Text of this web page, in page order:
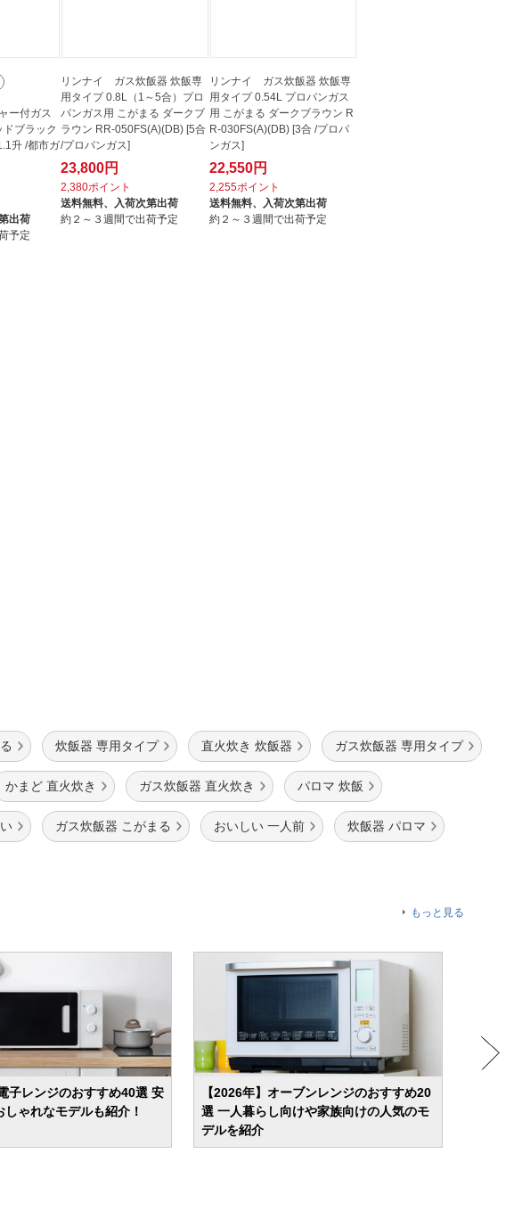
ー付ガス
ブラック
升 /都市ガ
出荷
予定
リンナイ ガス炊飯器 炊飯専
用タイプ 0.8L（1～5合）プロ
パンガス用 こがまる ダークブ
ラウン RR-050FS(A)(DB) [5合
/プロパンガス]
23,800円
2,380ポイント
送料無料、 入荷次第出荷
約２～３週間で出荷予定
リンナイ ガス炊飯器 炊飯専
用タイプ 0.54L プロパンガス
用 こがまる ダークブラウン R
R-030FS(A)(DB) [3合 /プロパ
ンガス]
22,550円
2,255ポイント
送料無料、
入荷次第出荷
約２～３週間で出荷予定
炊飯器 専用タイプ 直火炊き 炊飯器 ガス炊飯器 専用タイプ
かまど 直火炊き ガス炊飯器 直火炊き パロマ 炊飯
ガス炊飯器 こがまる おいしい 一人前 炊飯器 パロマ
もっと見る
子レンジのおすすめ40選 安
しゃれなモデルも紹介！
【2026年】オーブンレンジのおすすめ20
選 一人暮らし向けや家族向けの人気のモ
デルを紹介